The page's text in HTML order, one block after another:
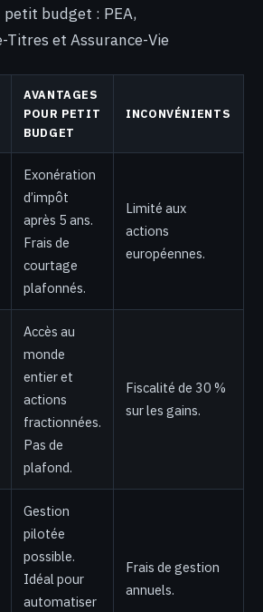
petit budget : PEA,
Titres et Assurance-Vie
AVANTAGES
POUR PETIT
BUDGET
INCONVÉNIENTS
Exonération
d’impôt
après 5 ans.
Frais de
courtage
plafonnés.
Limité aux
actions
européennes.
Accès au
monde
entier et
actions
fractionnées.
Pas de
plafond.
Fiscalité de 30 %
sur les gains.
Gestion
pilotée
possible.
Idéal pour
automatiser
Frais de gestion
annuels.